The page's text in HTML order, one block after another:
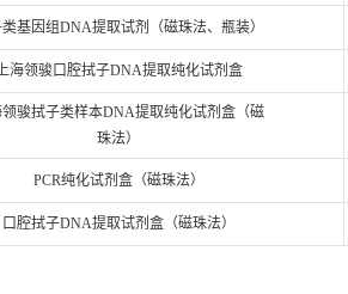
基因组DNA提取试剂（磁珠法、瓶装）
海领骏口腔拭子DNA提取纯化试剂盒
骏拭子类样本DNA提取纯化试剂盒（磁
珠法）
PCR纯化试剂盒（磁珠法）
口腔拭子DNA提取试剂盒（磁珠法）